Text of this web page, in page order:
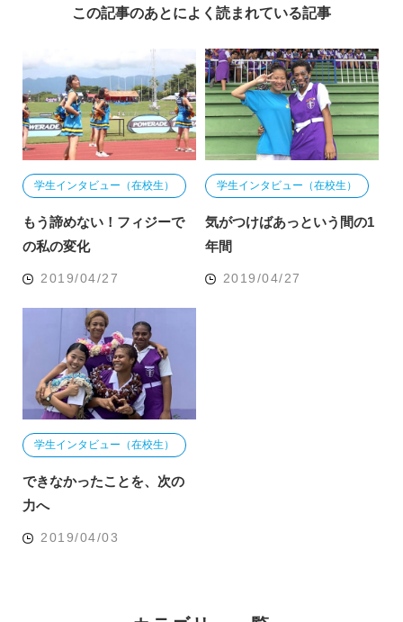
この記事のあとによく読まれている記事
学生インタビュー（在校生）
もう諦めない！フィジーで
の私の変化
2019/04/27
学生インタビュー（在校生）
気がつけばあっという間の1
年間
2019/04/27
学生インタビュー（在校生）
できなかったことを、次の
力へ
2019/04/03